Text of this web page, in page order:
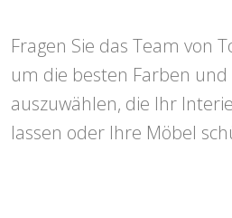
Fragen Sie das Team von
um die besten Farben
auszuwählen, die Ihr
lassen oder Ihre Möbel